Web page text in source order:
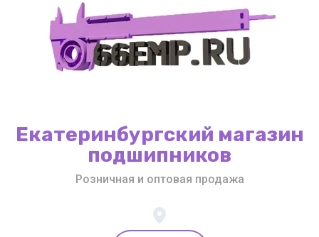
Екатеринбургский магазин
подшипников
Розничная и оптовая продажа